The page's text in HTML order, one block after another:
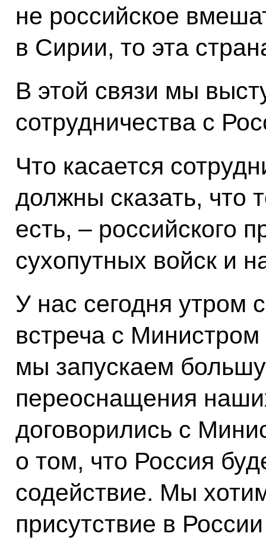
не российское
в Сирии, то эта
В этой связи мы
сотрудничества с
Что касается
должны сказать, что
есть, – российского
сухопутных войск и
У нас сегодня утром
встреча с
мы запускаем
переоснащения
договорились с
о том, что Россия
содействие. Мы
присутствие в